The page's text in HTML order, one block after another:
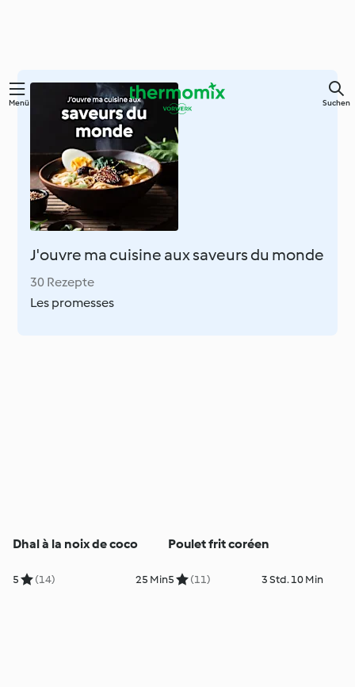
Springe
Menü Suchen
J'ouvre ma cuisine aux saveurs du monde
30 Rezepte
Les promesses
Dhal à la noix de coco
5 (14) 25 Min
Poulet frit coréen
5 (11) 3 Std. 10 Min